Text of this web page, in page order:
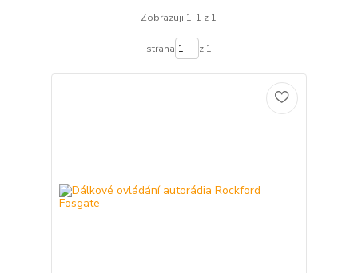
Zobrazuji 1-1 z 1
strana z 1